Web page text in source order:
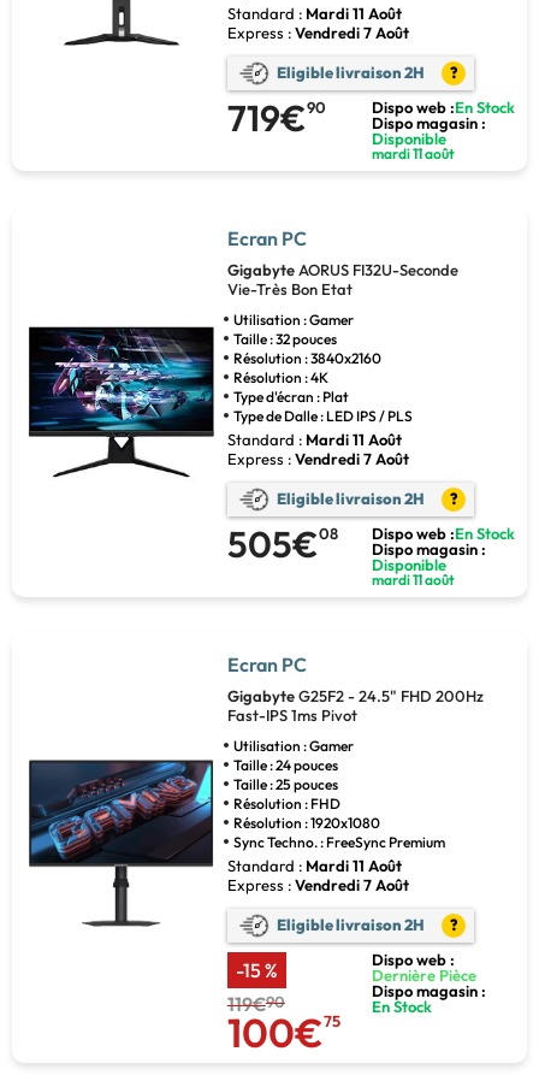
Standard : Mardi 11 Août
Express :Vendredi 7 Août
Eligible livraison 2H ?
719€90 Dispo web :En Stock
Dispo magasin :
Disponible
mardi 11 août
Ecran PC
Gigabyte AORUS FI32U-Seconde
Vie-Très Bon Etat
Utilisation : Gamer
Taille : 32 pouces
Résolution : 3840x2160
Résolution : 4K
Type d'écran : Plat
Type de Dalle : LED IPS / PLS
Standard : Mardi 11 Août
Express :Vendredi 7 Août
Eligible livraison 2H ?
505€08 Dispo web :En Stock
Dispo magasin :
Disponible
mardi 11 août
Ecran PC
GigabyteG25F2 - 24.5" FHD 200Hz
Fast-IPS 1ms Pivot
Utilisation : Gamer
Taille : 24 pouces
Taille : 25 pouces
Résolution : FHD
Résolution : 1920x1080
Sync Techno. : FreeSync Premium
Standard : Mardi 11 Août
Express :Vendredi 7 Août
Eligible livraison 2H ?
-15 %
119€90
100€75
Dispo web :
Dernière Pièce
Dispo magasin :
En Stock